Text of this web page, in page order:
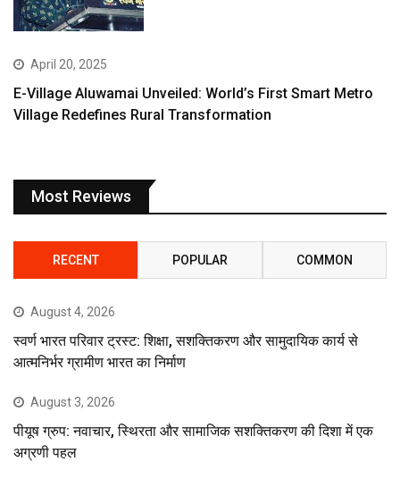
April 20, 2025
E-Village Aluwamai Unveiled: World’s First Smart Metro
Village Redefines Rural Transformation
Most Reviews
RECENT POPULAR COMMON
August 4, 2026
स्वर्ण भारत परिवार ट्रस्ट: शिक्षा, सशक्तिकरण और सामुदायिक कार्य से
आत्मनिर्भर ग्रामीण भारत का निर्माण
August 3, 2026
पीयूष ग्रुप: नवाचार, स्थिरता और सामाजिक सशक्तिकरण की दिशा में एक
अग्रणी पहल